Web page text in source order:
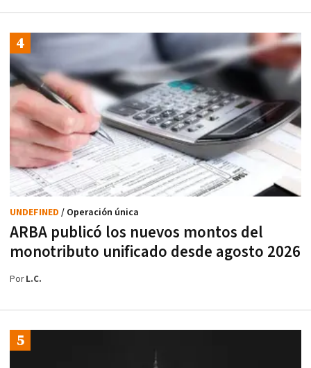
ARBA publicó los nuevos montos del
monotributo unificado desde agosto 2026
UNDEFINED / Operación única
PorL.C.